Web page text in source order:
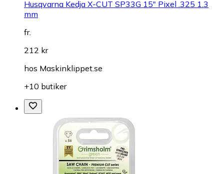
Husqvarna Kedja X-CUT SP33G 15" Pixel .325 1.3
mm
fr.
212 kr
hos Maskinklippet.se
+10 butiker